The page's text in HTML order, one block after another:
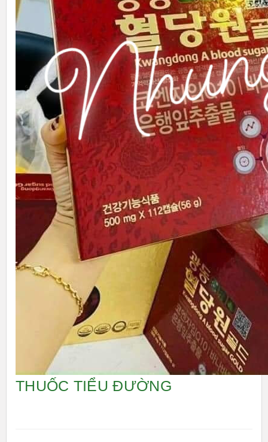
THUỐC TIỂU ĐƯỜNG